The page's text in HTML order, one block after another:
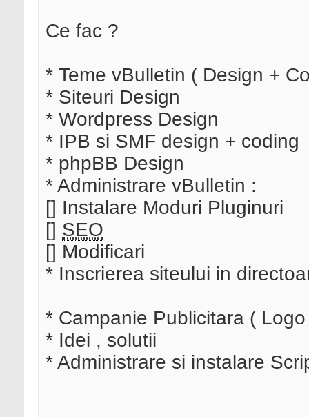
Ce fac ?
* Teme vBulletin ( Design +
* Siteuri Design
* Wordpress Design
* IPB si SMF design + coding
* phpBB Design
* Administrare vBulletin :
[] Instalare Moduri Pluginuri
[] SEO
[] Modificari
* Inscrierea siteului in
* Campanie Publicitara (
* Idei , solutii
* Administrare si instalare